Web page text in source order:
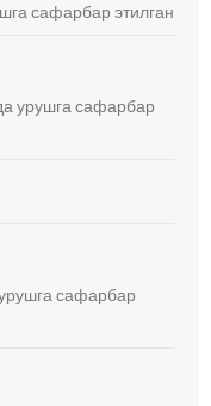
сафарбар этилган
урушга сафарбар
сафарбар